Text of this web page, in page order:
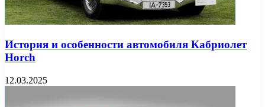
История и особенности автомобиля Кабриолет
Horch
12.03.2025